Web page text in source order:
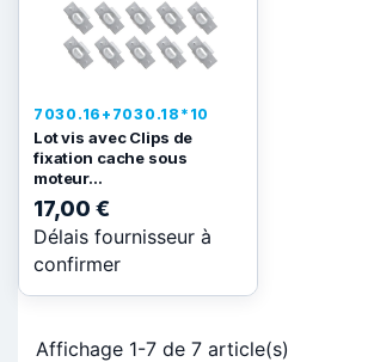
7030.16+7030.18*10
Lot vis avec Clips de
fixation cache sous
moteur...
17,00 €
Délais fournisseur à
confirmer
Affichage 1-7 de 7 article(s)